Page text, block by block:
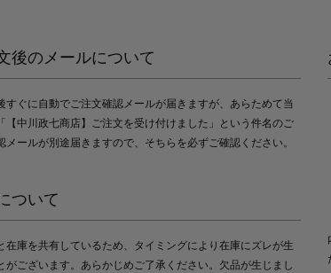
後のメールについて
すぐに自動でご注文確認メールが届きますが、あらためて当
【中川政七商店】ご注文を受け付けました」という件名のご
メールが別途届きますので、そちらを必ずご確認ください。
ついて
在庫を共有しているため、タイミングにより在庫にズレが生
がございます。あらかじめご了承ください。欠品が生じまし